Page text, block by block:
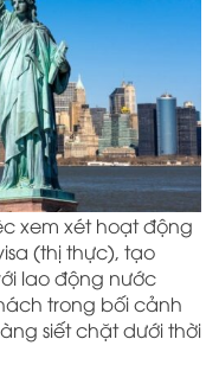
xem xét hoạt động
(thị thực), tạo
lao động nước
trong bối cảnh
siết chặt dưới thời